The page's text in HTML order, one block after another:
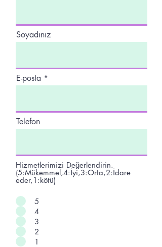
Soyadınız
E-posta
Telefon
Hizmetlerimizi Değerlendirin.
(5:Mükemmel,4:İyi,3:Orta,2:İdare
eder,1:kötü)
5
4
3
2
1